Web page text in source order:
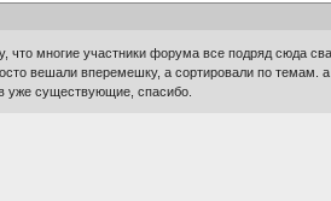
что многие участники форума все подряд сюда
вешали вперемешку, а сортировали по
уже существующие, спасибо.